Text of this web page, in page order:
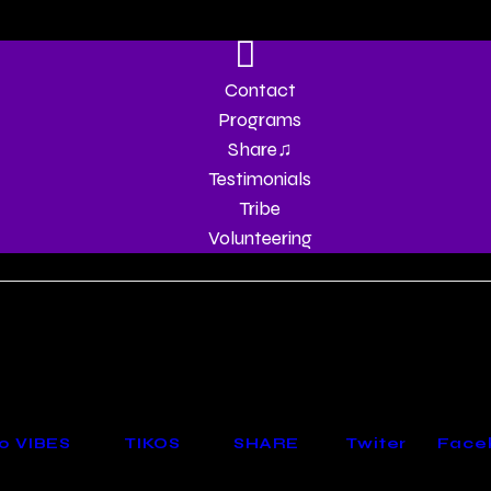
Contact
Programs
Share♫
Testimonials
Tribe
Volunteering
0 VIBES TIKOS SHARE Twiter